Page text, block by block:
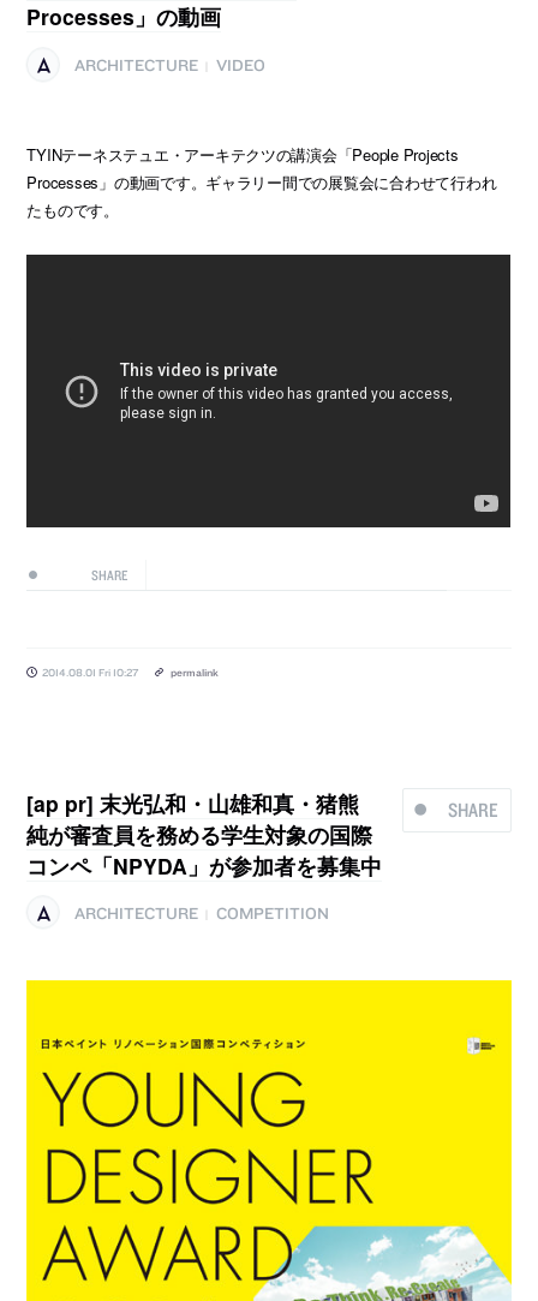
Processes」の動画
ARCHITECTURE VIDEO
TYINテーネステュエ・アーキテクツの講演会「People Projects
Processes」の動画です。ギャラリー間での展覧会に合わせて行われ
たものです。
SHARE
2014.08.01 Fri 10:27 permalink
SHARE
[ap pr] 末光弘和・山雄和真・猪熊
純が審査員を務める学生対象の国際
コンペ「NPYDA」が参加者を募集中
ARCHITECTURE COMPETITION